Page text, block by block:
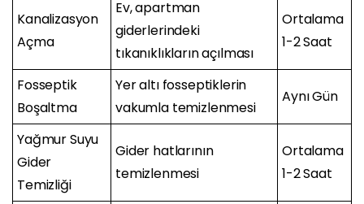
Kanalizasyon
Açma
Ev, apartman
giderlerindeki
tıkanıklıkların açılması
Ortalama
1-2 Saat
Fosseptik
Boşaltma
Yer altı fosseptiklerin
vakumla temizlenmesi
Aynı Gün
Yağmur Suyu
Gider
Temizliği
Gider hatlarının
temizlenmesi
Ortalama
1-2 Saat